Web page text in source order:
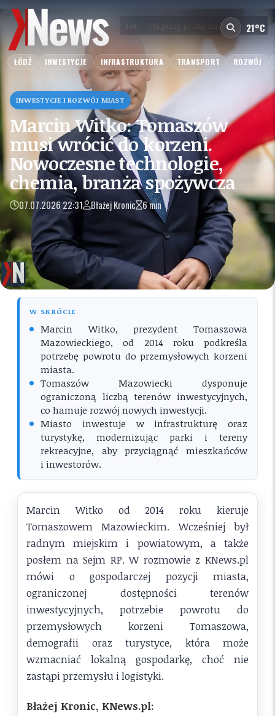
21°C
ŁÓDŹ INWESTYCJE INFRASTRUKTURA TRANSPORT ROZWÓJ
fot.: Oficjalny profil na Facebooku
INWESTYCJE I ROZWÓJ MIAST
Marcin Witko: Tomaszów
musi wrócić do korzeni.
Nowoczesne technologie,
chemia, branża spożywcza
07.07.2026 22:31 Błażej Kronic 6 min
W SKRÓCIE
Marcin Witko, prezydent Tomaszowa
Mazowieckiego, od 2014 roku podkreśla
potrzebę powrotu do przemysłowych korzeni
miasta.
Tomaszów Mazowiecki dysponuje
ograniczoną liczbą terenów inwestycyjnych,
co hamuje rozwój nowych inwestycji.
Miasto inwestuje w infrastrukturę oraz
turystykę, modernizując parki i tereny
rekreacyjne, aby przyciągnąć mieszkańców
i inwestorów.
Marcin Witko od 2014 roku kieruje
Tomaszowem Mazowieckim. Wcześniej był
radnym miejskim i powiatowym, a także
posłem na Sejm RP. W rozmowie z KNews.pl
mówi o gospodarczej pozycji miasta,
ograniczonej dostępności terenów
inwestycyjnych, potrzebie powrotu do
przemysłowych korzeni Tomaszowa,
demografii oraz turystyce, która może
wzmacniać lokalną gospodarkę, choć nie
zastąpi przemysłu i logistyki.
Błażej Kronic, KNews.pl: